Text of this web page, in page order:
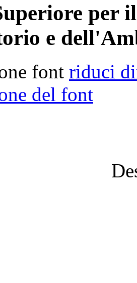
per
e
font riduci
del font